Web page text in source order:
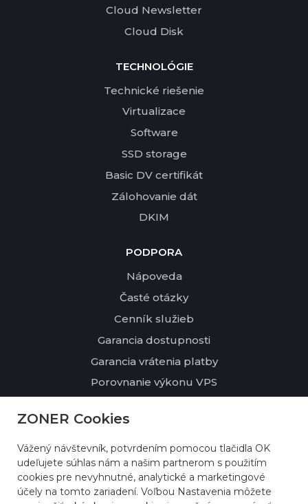
Cloud Newsletter
Cloud Disk
TECHNOLÓGIE
Technické riešenie
Virtualizace
Software
SSD storage
Basic DV certifikát
Zálohovanie dát
DKIM
PODPORA
Nápoveda
Časté otázky
Cenník služieb
Garancia dostupnosti
Garancia vrátenia platby
Porovnanie výkonu VPS
Kontakty
Profil spoločnosti
Udržateľnosť a životné prostredie
ZONER Cookies
Vážený návštevník, potvrdením pomocou tlačidla OK
udeľujete súhlas nám a našim partnerom s použitím
cookies pre nevyhnutné, analytické a marketingové
účely na tomto zariadení. Voľbou Nastavenia môžete